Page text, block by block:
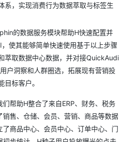
系，实现消费行为数据萃取与标签生
的数据服务模块帮助H快速配置并
使其能够简单快速使用基于以上步骤
萃取数据中心数据，并对接QuickAudi
户洞察和人群圈选，拓展现有营销投
目标客户。
帮助H整合了来自ERP、财务、税务
售、仓储、会员、营销、商品等数据
商品中心、会员中心、订单中心、门